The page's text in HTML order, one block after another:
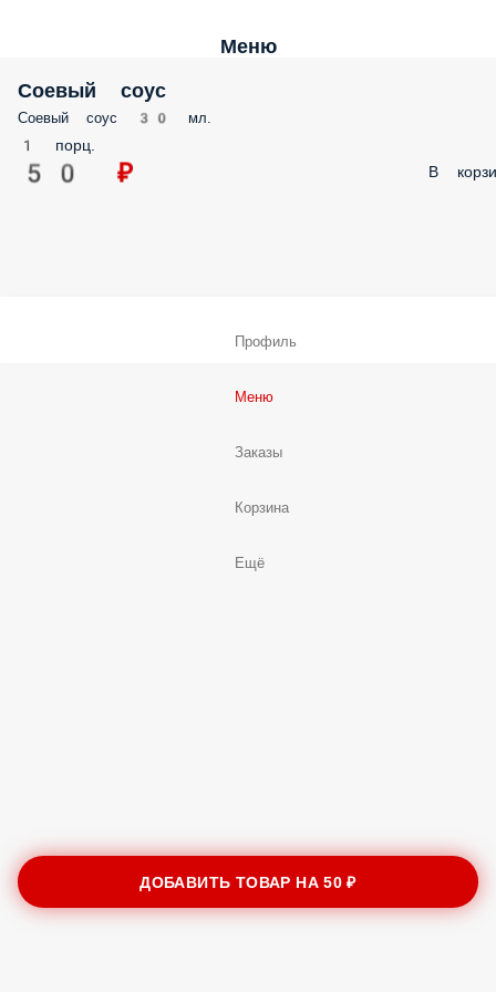
Меню
Соевый соус
Соевый соус 30 мл.
1 порц.
50 ₽ В
ДОБАВИТЬ ТОВАР НА50 ₽
Профиль
Меню
Заказы
Корзина
Ещё